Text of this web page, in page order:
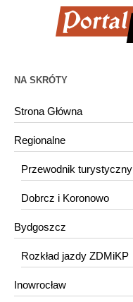
NA SKRÓTY
Strona Główna
Regionalne
Przewodnik turystyczny
Dobrcz i Koronowo
Bydgoszcz
Rozkład jazdy ZDMiKP
Inowrocław